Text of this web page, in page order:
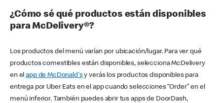
¿Cómo sé qué productos están disponibles
para McDelivery®?
Los productos del menú varían por ubicación/lugar. Para ver qué
productos comestibles están disponibles, selecciona McDelivery
en elapp de McDonald'sy verás los productos disponibles para
entrega por Uber Eats en el app cuando selecciones “Order” en el
menú inferior. También puedes abrir tus apps de DoorDash,